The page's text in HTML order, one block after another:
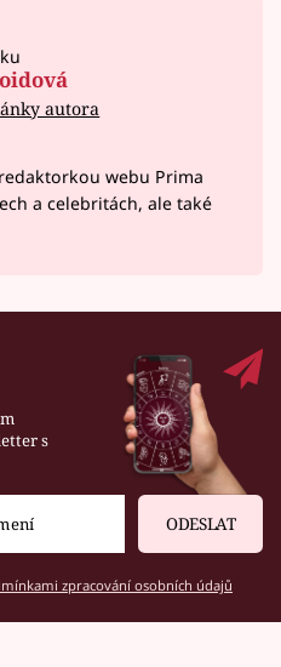
autora
webu Prima
a celebritách, ale také
s
ODESLAT
zpracování osobních údajů